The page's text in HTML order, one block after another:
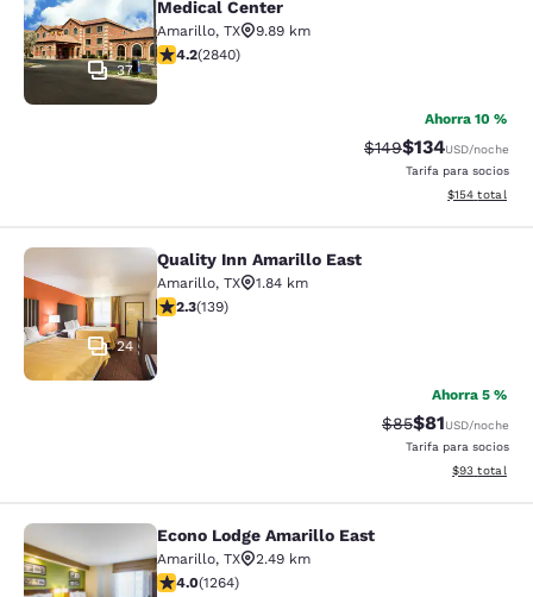
37
Medical Center
Amarillo, TX
9.89 km
calificación de 4.18 estrellas. Muy bueno. 2840
4.2(2840)
Ahorra 10 %
Precio tachado:
$149Precio con
$134USD/noche
Tarifa para socios
Ver detalles
$154 total
Quality Inn Amarillo East
24
Quality Inn Amarillo East
Amarillo, TX
1.84 km
calificación de 2.32 estrellas. Feria. 139 reseñas
2.3(139)
Ahorra 5 %
Precio tachado:
$85Precio con
$81USD/noche
Tarifa para socios
Ver detalles
$93 total
Econo Lodge Amarillo East
Econo Lodge Amarillo East
Amarillo, TX
2.49 km
calificación de 3.98 estrellas. Bueno. 1264 reseñas
4.0(1264)